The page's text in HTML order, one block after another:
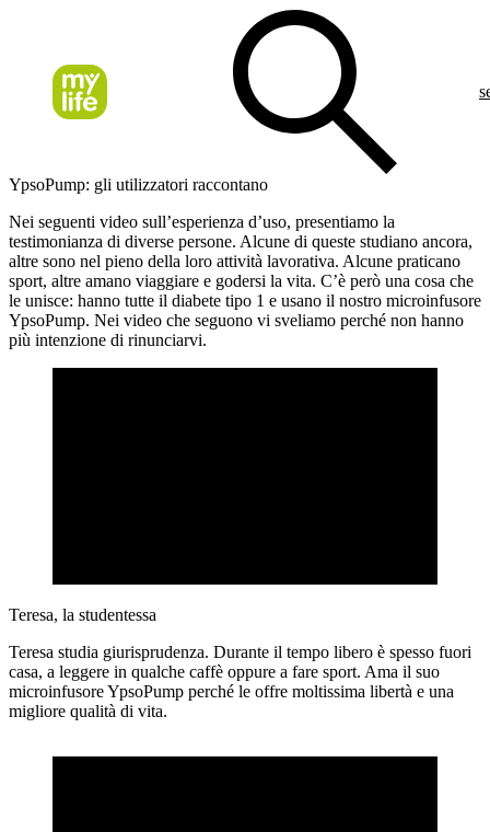
YpsoPump: gli utilizzatori raccontano
Nei seguenti video sull’esperienza d’uso, presentiamo la
testimonianza di diverse persone. Alcune di queste studiano ancora,
altre sono nel pieno della loro attività lavorativa. Alcune praticano
sport, altre amano viaggiare e godersi la vita. C’è però una cosa che
le unisce: hanno tutte il diabete tipo 1 e usano il nostro microinfusore
YpsoPump. Nei video che seguono vi sveliamo perché non hanno
più intenzione di rinunciarvi.
Teresa, la studentessa
Teresa studia giurisprudenza. Durante il tempo libero è spesso fuori
casa, a leggere in qualche caffè oppure a fare sport. Ama il suo
microinfusore YpsoPump perché le offre moltissima libertà e una
migliore qualità di vita.